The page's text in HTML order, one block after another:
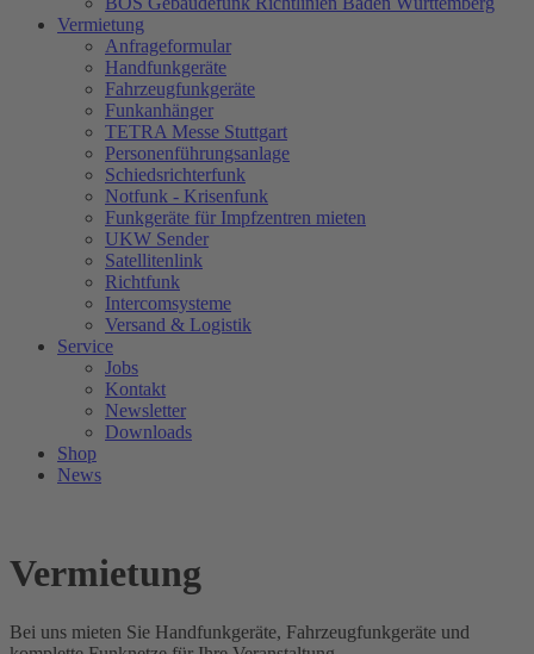
Vermietung
Anfrageformular
Handfunkgeräte
Fahrzeugfunkgeräte
Funkanhänger
TETRA Messe Stuttgart
Personenführungsanlage
Schiedsrichterfunk
Notfunk - Krisenfunk
Funkgeräte für Impfzentren mieten
UKW Sender
Satellitenlink
Richtfunk
Intercomsysteme
Versand & Logistik
Service
Jobs
Kontakt
Newsletter
Downloads
Shop
News
Vermietung
Bei uns mieten Sie Handfunkgeräte, Fahrzeugfunkgeräte und